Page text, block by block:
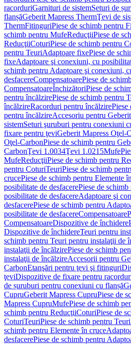
racorduriGarnituri de sistemSeturi de
flanșăGeberit Mapress ThermŢevi de
ThermFitinguriPiese de schimb pentru
schimb pentru MufeReducţiiPiese de
ReducţiiCoturiPiese de schimb pentru
pentru TeuriAdaptoare fixePiese de
fixeAdaptoare şi conexiuni, cu
schimb pentru Adaptoare şi conexiuni,
desfacereCompensatoarePiese de
CompensatoareÎnchizătoriPiese de
pentru încălzirePiese de schimb pentru
încălzireRacorduri pentru încălzirePiese
pentru încălzireAccesoriu pentru
sistemSeturi şuruburi pentru conexiuni
fixare pentru ţeviGeberit Mapress Oţel-
Oţel-CarbonPiese de schimb pentru
CarbonŢevi 1.0034Ţevi 1.0215Mufe
MufeReducţiiPiese de schimb pentru
pentru CoturiTeuriPiese de schimb
crucePiese de schimb pentru Elemente
posibilitate de desfacerePiese de
posibilitate de desfacereAdaptoare şi
desfacerePiese de schimb pentru
posibilitate de desfacereCompensatoare
CompensatoareDispozitive de închidere
Dispozitive de închidereTeuri pentru
schimb pentru Teuri pentru instalaţii de
instalaţii de încălzirePiese de schimb
instalaţii de încălzireAccesorii pentru
CarbonEtanşări pentru ţevi şi fitinguri
ţeviDispozitive de fixare pentru
de șuruburi pentru conexiuni cu flanșă
CupruGeberit Mapress CupruPiese de
Mapress CupruMufePiese de schimb
schimb pentru ReducţiiCoturiPiese de
CoturiTeuriPiese de schimb pentru Teuri
schimb pentru Elemente în cruce
desfacerePiese de schimb pentru